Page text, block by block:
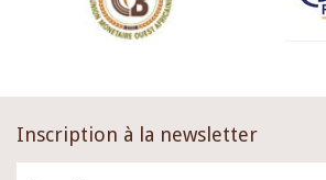
Inscription à la newsletter